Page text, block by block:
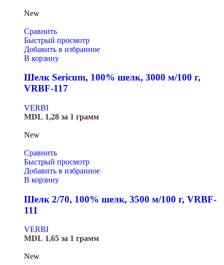
New
Сравнить
Быстрый просмотр
Добавить в избранное
В корзину
Шелк Sericum, 100% шелк, 3000 м/100 г,
VRBF-117
VERBI
MDL 1,28 за 1 грамм
New
Сравнить
Быстрый просмотр
Добавить в избранное
В корзину
Шелк 2/70, 100% шелк, 3500 м/100 г, VRBF-
111
VERBI
MDL 1,65 за 1 грамм
New